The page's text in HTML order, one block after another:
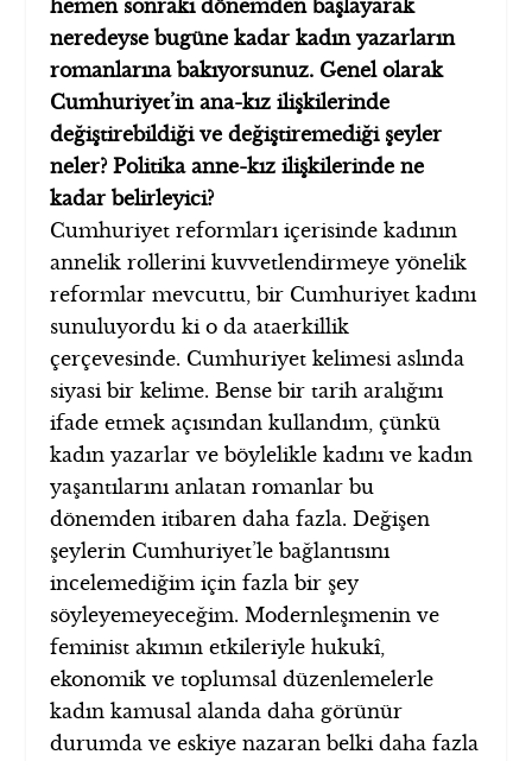
hemen sonraki dönemden başlayarak
neredeyse bugüne kadar kadın yazarların
romanlarına bakıyorsunuz. Genel olarak
Cumhuriyet’in ana-kız ilişkilerinde
değiştirebildiği ve değiştiremediği şeyler
neler? Politika anne-kız ilişkilerinde ne
kadar belirleyici?
Cumhuriyet reformları içerisinde kadının
annelik rollerini kuvvetlendirmeye yönelik
reformlar mevcuttu, bir Cumhuriyet kadını
sunuluyordu ki o da ataerkillik
çerçevesinde. Cumhuriyet kelimesi aslında
siyasi bir kelime. Bense bir tarih aralığını
ifade etmek açısından kullandım, çünkü
kadın yazarlar ve böylelikle kadını ve kadın
yaşantılarını anlatan romanlar bu
dönemden itibaren daha fazla. Değişen
şeylerin Cumhuriyet’le bağlantısını
incelemediğim için fazla bir şey
söyleyemeyeceğim. Modernleşmenin ve
feminist akımın etkileriyle hukukî,
ekonomik ve toplumsal düzenlemelerle
kadın kamusal alanda daha görünür
durumda ve eskiye nazaran belki daha fazla